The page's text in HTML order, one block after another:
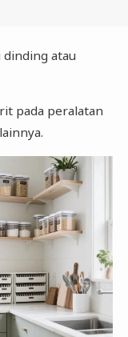
dinding atau
pada peralatan